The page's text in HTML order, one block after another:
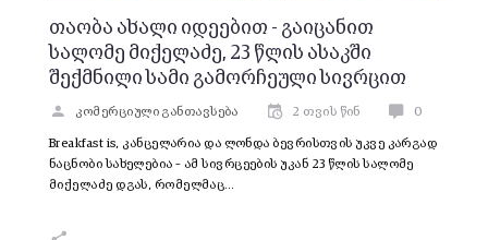
თაობა ახალი იდეებით - გაიცანით
სალომე მიქელაძე, 23 წლის ასაკში
შექმნილი სამი გამორჩეული სივრცით
კომერციული განთავსება 2 თვის წინ 0
Breakfast is, კანცელარია და ლონდა ბევრისთვის უკვე კარგად
ნაცნობი სახელებია – ამ სივრცეების უკან 23 წლის სალომე
მიქელაძე დგას, რომელმაც…